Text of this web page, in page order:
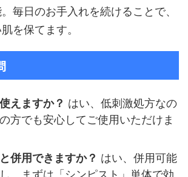
毎日のお手入れを続けることで、
を保てます。
えますか？ はい、低刺激処方なの
方でも安心してご使用いただけま
併用できますか？ はい、併用可能
、まずは「シンピスト」単体で効